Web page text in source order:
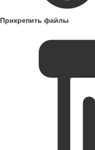
Прикрепить файлы